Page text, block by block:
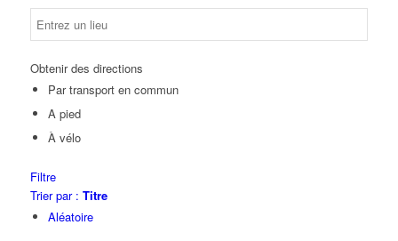
Obtenir des directions
Par transport en commun
A pied
À vélo
Filtre
Trier par : Titre
Aléatoire